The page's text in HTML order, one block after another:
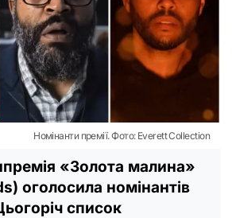
Номінанти премії. Фото: Everett Collection
«Золота малина»
оголосила номінантів
список